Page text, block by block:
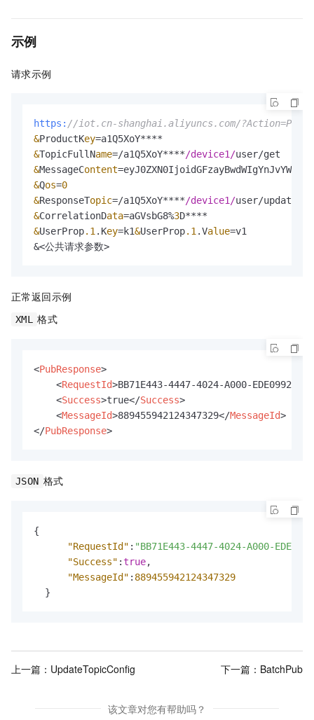
示例
请求示例
https: //iot.cn-shanghai.aliyuncs.com/?Action=Pub
&ProductKey=
&TopicFullName=/a1Q5XoY****/device1/
&MessageContent=
&Qos=0
&ResponseTopic=/a1Q5XoY****/device1/
&CorrelationData=aGVsbG8%3
&UserProp.1 .Key=k1&UserProp.1 .Value=v1
&<公共请求参数>
正常返回示例
XML 格式
<PubResponse>
<RequestId>BB71E443-4447-4024-A000-
<Success>true</Success>
<MessageId>889455942124347329</MessageId>
</PubResponse>
JSON 格式
{
"RequestId" : "BB71E443-4447-4024-A000-
"Success" :true,
"MessageId" : 889455942124347329
}
上一篇： UpdateTopicConfig 下一篇： BatchPub
该文章对您有帮助吗？